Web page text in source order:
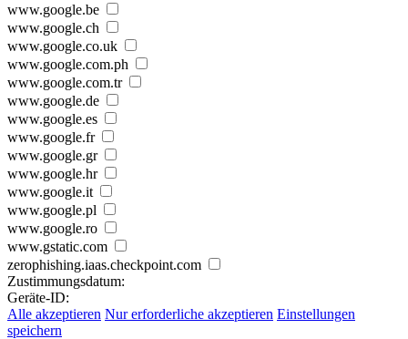
www.google.be
www.google.ch
www.google.co.uk
www.google.com.ph
www.google.com.tr
www.google.de
www.google.es
www.google.fr
www.google.gr
www.google.hr
www.google.it
www.google.pl
www.google.ro
www.gstatic.com
zerophishing.iaas.checkpoint.com
Zustimmungsdatum:
Geräte-ID:
Alle akzeptieren Nur erforderliche akzeptieren Einstellungen
speichern